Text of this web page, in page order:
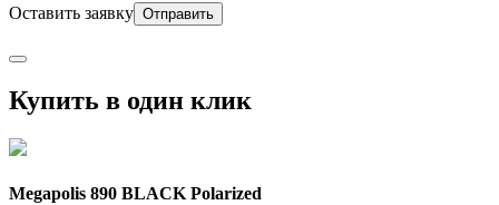
Оставить заявку
Купить в один клик
Megapolis 890 BLACK Polarized